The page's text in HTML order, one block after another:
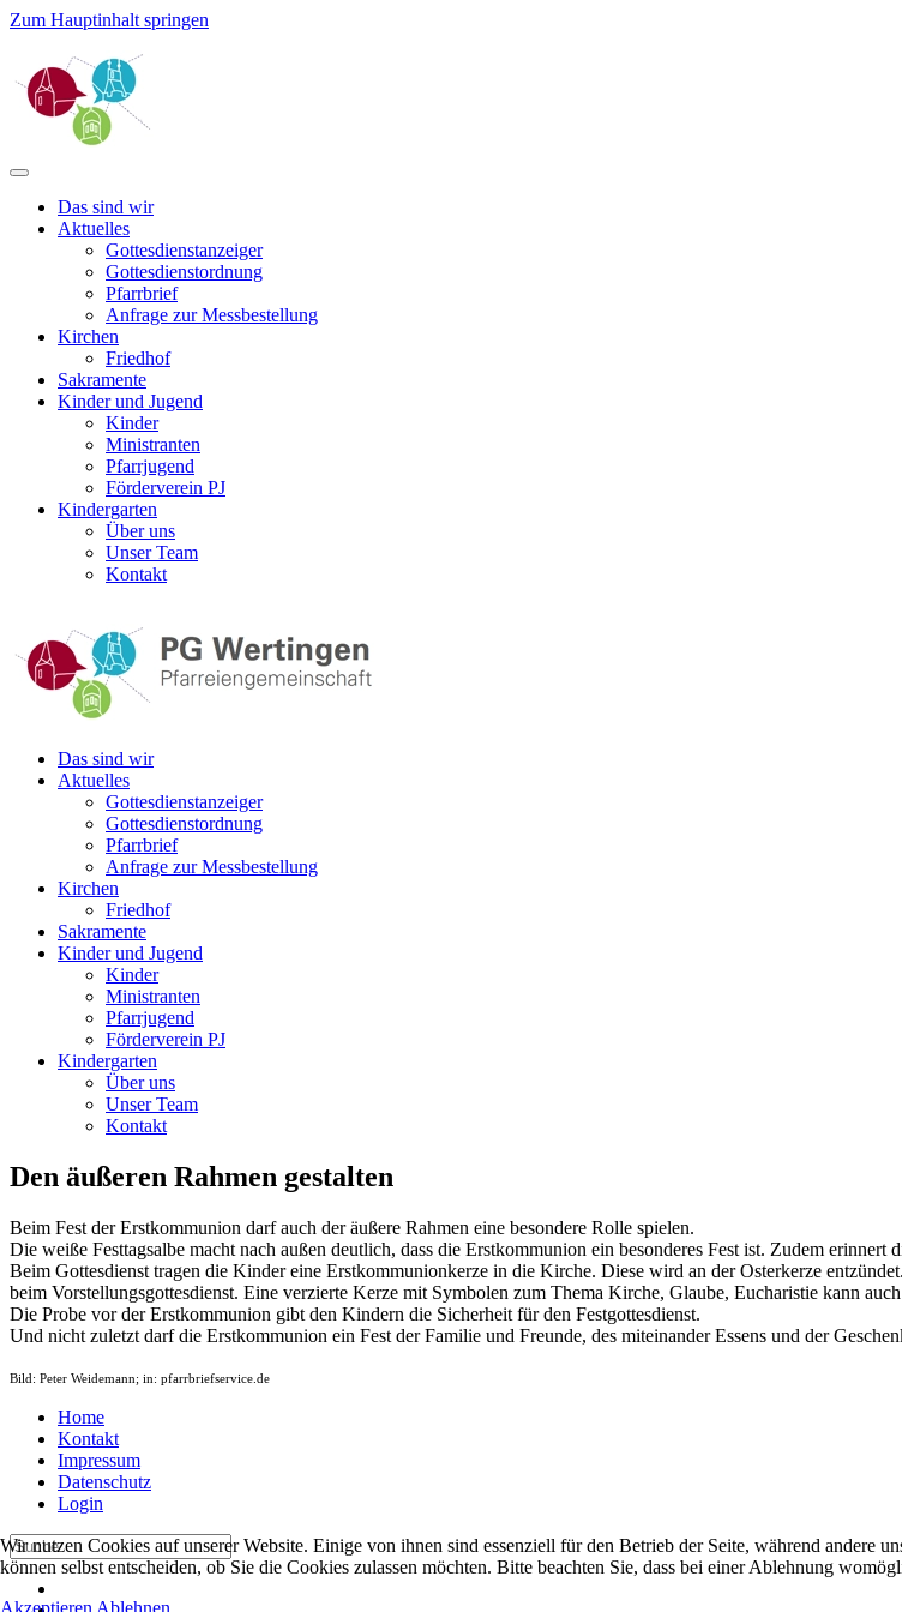
Zum Hauptinhalt springen
Das sind wir
Aktuelles
Gottesdienstanzeiger
Gottesdienstordnung
Pfarrbrief
Anfrage zur Messbestellung
Kirchen
Friedhof
Sakramente
Kinder und Jugend
Kinder
Ministranten
Pfarrjugend
Förderverein PJ
Kindergarten
Über uns
Unser Team
Kontakt
Das sind wir
Aktuelles
Gottesdienstanzeiger
Gottesdienstordnung
Pfarrbrief
Anfrage zur Messbestellung
Kirchen
Friedhof
Sakramente
Kinder und Jugend
Kinder
Ministranten
Pfarrjugend
Förderverein PJ
Kindergarten
Über uns
Unser Team
Kontakt
Den äußeren Rahmen gestalten
Beim Fest der Erstkommunion darf auch der äußere Rahmen eine besondere Rolle spielen.
Die weiße Festtagsalbe macht nach außen deutlich, dass die Erstkommunion ein besonderes Fest ist. Zudem erinnert
Beim Gottesdienst tragen die Kinder eine Erstkommunionkerze in die Kirche. Diese wird an der Osterkerze
beim Vorstellungsgottesdienst. Eine verzierte Kerze mit Symbolen zum Thema Kirche, Glaube, Eucharistie kann
Die Probe vor der Erstkommunion gibt den Kindern die Sicherheit für den Festgottesdienst.
Und nicht zuletzt darf die Erstkommunion ein Fest der Familie und Freunde, des miteinander Essens und der
Bild: Peter Weidemann; in: pfarrbriefservice.de
Home
Kontakt
Impressum
Datenschutz
Login
Wir nutzen Cookies auf unserer Website. Einige von ihnen sind essenziell für den Betrieb der Seite, während andere
können selbst entscheiden, ob Sie die Cookies zulassen möchten. Bitte beachten Sie, dass bei einer Ablehnung
Akzeptieren Ablehnen